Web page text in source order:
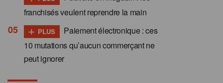
franchisés veulent reprendre la main
+ PLUS
Paiement électronique : ces
10 mutations qu’aucun commerçant ne
peut ignorer